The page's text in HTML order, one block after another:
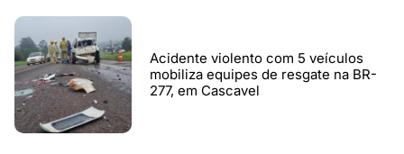
Acidente violento com 5 veículos
mobiliza equipes de resgate na BR-
277, em Cascavel